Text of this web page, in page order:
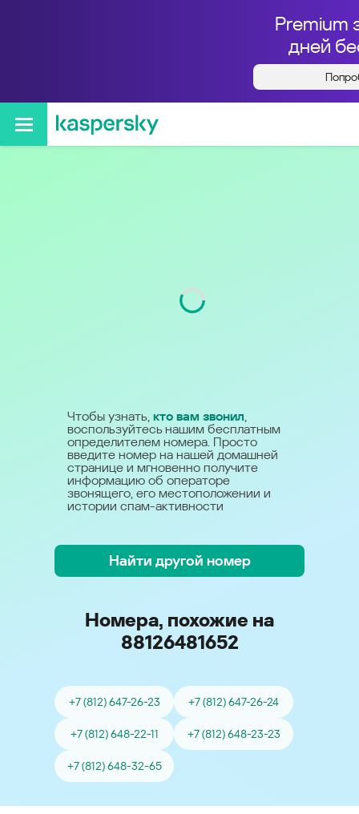
Premium
дней
Кто звонил с номера
+78126481652
Чтобы узнать, кто вам звонил,
воспользуйтесь нашим бесплатным
определителем номера. Просто
введите номер на нашей домашней
странице и мгновенно получите
информацию об операторе
звонящего, его местоположении и
истории спам-активности
Найти другой номер
Номера, похожие на
88126481652
+7 (812) 647-26-23 +7 (812) 647-26-24
+7 (812) 648-22-11 +7 (812) 648-23-23
+7 (812) 648-32-65